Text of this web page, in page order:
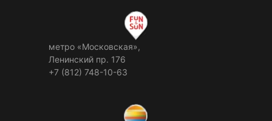
метро «Московская»,
Ленинский пр. 176
+7 (812) 748-10-63